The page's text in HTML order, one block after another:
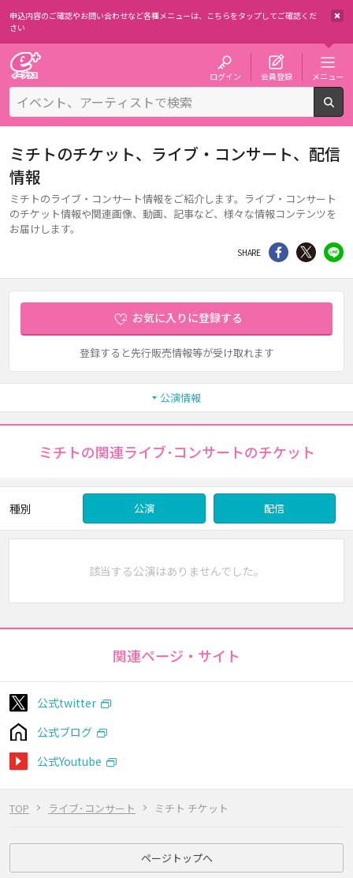
申込内容のご確認やお問い合わせなど各種メニューは、 こちらをタップしてご確認くだ
さい
ログイン 会員登録 メニュー
TOP ライブ･コンサート ミチト チケット
ミチトのチケット、ライブ・コンサート、配信
情報
ミチトのライブ・コンサート情報をご紹介します。ライブ・コンサート
のチケット情報や関連画像、動画、記事など、様々な情報コンテンツを
お届けします。
SHARE シェア Twitter
お気に入りに登録する
登録すると先行販売情報等が受け取れます
公演情報
ミチトの関連ライブ･コンサートのチケット
種別 公演 配信
該当する公演はありませんでした。
関連ページ・サイト
公式twitter
公式ブログ
公式Youtube
ページトップへ